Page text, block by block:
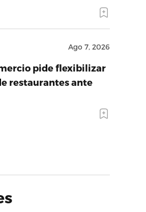
Ago 7, 2026
pide flexibilizar
restaurantes ante